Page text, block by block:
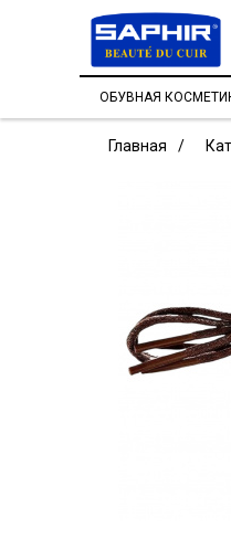
ОБУВНАЯ
Главная